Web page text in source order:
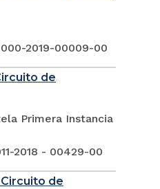
2019-00009-00
de
Primera Instancia
2018 - 00429-00
de